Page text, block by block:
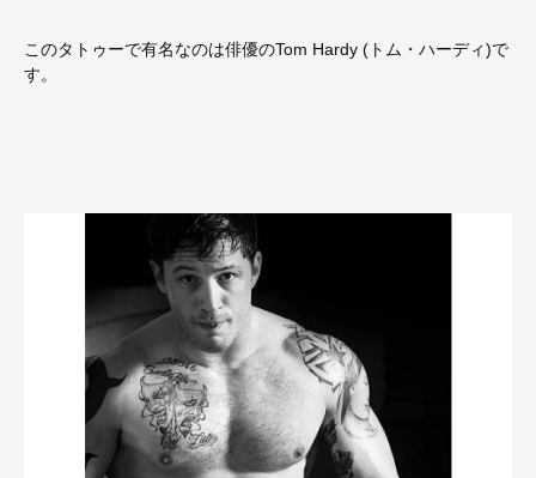
このタトゥーで有名なのは俳優のTom Hardy (トム・ハーディ)で
す。